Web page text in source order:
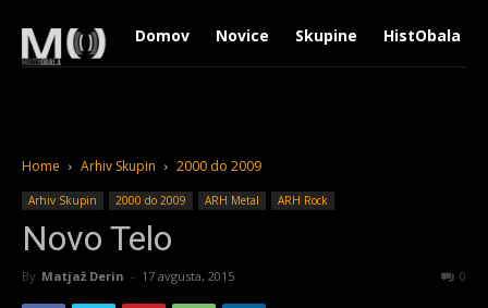
Domov Novice Skupine HistObala
Home Arhiv Skupin 2000 do 2009
Arhiv Skupin 2000 do 2009 ARH Metal ARH Rock
Novo Telo
By Matjaž Derin - 17 avgusta, 2015 0